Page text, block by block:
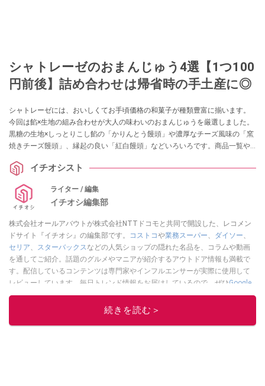
シャトレーゼのおまんじゅう4選【1つ100
円前後】詰め合わせは帰省時の手土産に◎
シャトレーゼには、おいしくてお手頃価格の和菓子が種類豊富に揃います。
今回は餡×生地の組み合わせが大人の味わいのおまんじゅうを厳選しました。
黒糖の生地×しっとりこし餡の「かりんとう饅頭」や濃厚なチーズ風味の「窯
焼きチーズ饅頭」、縁起の良い「紅白饅頭」などいろいろです。商品一覧や
イチオシスト
ライター / 編集
イチオシ編集部
株式会社オールアバウトが株式会社NTTドコモと共同で開設した、レコメン
ドサイト『イチオシ』の編集部です。
コストコや業務スーパー、 ダイソー、
セリア、 スターバックスなどの人気ショップの隠れた名品を、コラムや動画
を通してご紹介。話題のグルメやマニアが紹介するアウトドア情報も満載で
す。配信しているコンテンツは専門家やインフルエンサーが実際に使用して
レビューしています。毎日トレンド情報をお届けしているので、ぜひGoogle
ニュースでフォローしてください！
このイチオシストの他の記事を読む
続きを読む＞